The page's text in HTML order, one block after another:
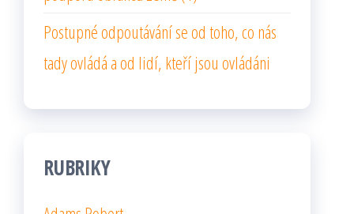
Postupné odpoutávání se od toho, co nás
tady ovládá a od lidí, kteří jsou ovládáni
RUBRIKY